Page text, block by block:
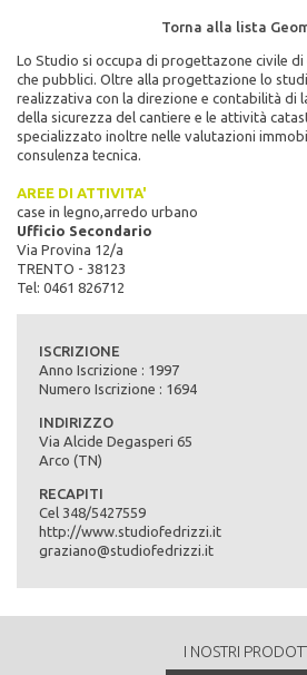
Torna alla lista
Lo Studio si occupa di progettazone civile
che pubblici. Oltre alla progettazione lo
realizzativa con la direzione e contabilità di
della sicurezza del cantiere e le attività
specializzato inoltre nelle valutazioni
consulenza tecnica.
AREE DI ATTIVITA'
case in legno,arredo urbano
Ufficio Secondario
Via Provina 12/a
TRENTO - 38123
Tel: 0461 826712
ISCRIZIONE
Anno Iscrizione : 1997
Numero Iscrizione : 1694
INDIRIZZO
Via Alcide Degasperi 65
Arco (TN)
RECAPITI
Cel 348/5427559
http://www.studiofedrizzi.it
graziano@studiofedrizzi.it
I NOSTRI